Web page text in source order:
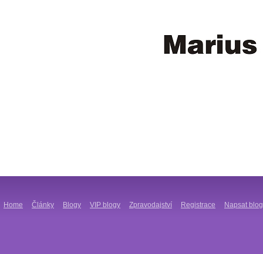
Home Články Blogy VIP blogy Zpravodajství Registrace Napsat blog